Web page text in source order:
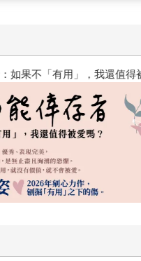
供需的物理波動，因此我
育與職場槓桿來為自己
款。他甚至提醒我們，
面對人生的無常。當你
由——讓你明白，金錢不
命中那些真正珍貴的時刻
用」，我還值得被愛嗎？（